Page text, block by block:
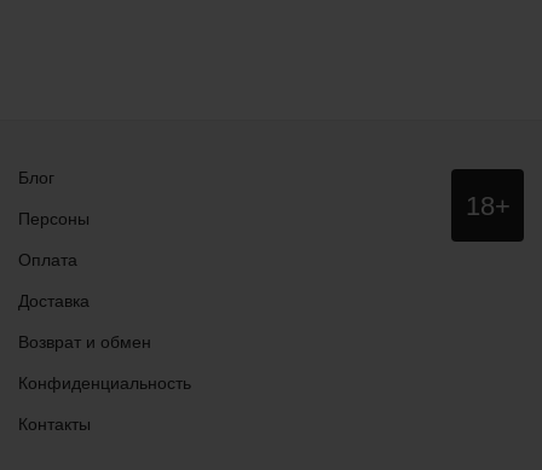
Блог
Персоны
Оплата
Доставка
Возврат и обмен
Конфиденциальность
Контакты
18+
сайт НЕ
для